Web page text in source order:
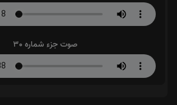
صوت جزء شماره 30